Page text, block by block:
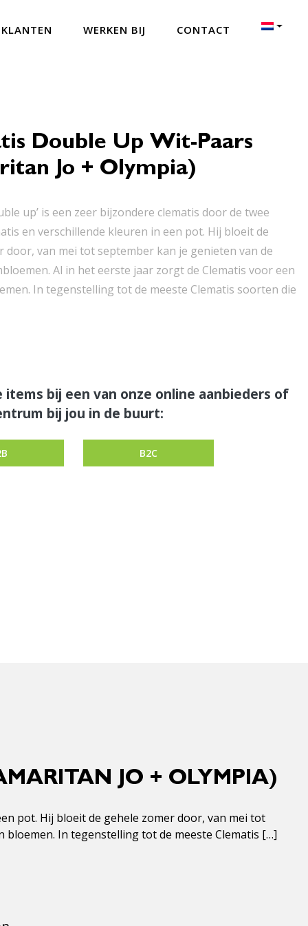
WERKEN BIJ CONTACT
Double Up Wit-Paars
Jo + Olympia)
up’ is een zeer bijzondere clematis door de twee
en verschillende kleuren in een pot. Hij bloeit de
door, van mei tot september kan je genieten van de
Al in het eerste jaar zorgt de Clematis voor een
In tegenstelling tot de meeste Clematis soorten die
items bij een van onze online aanbieders of
bij jou in de buurt:
B2C
JO + OLYMPIA)
pot. Hij bloeit de gehele zomer door, van mei tot
In tegenstelling tot de meeste Clematis […]